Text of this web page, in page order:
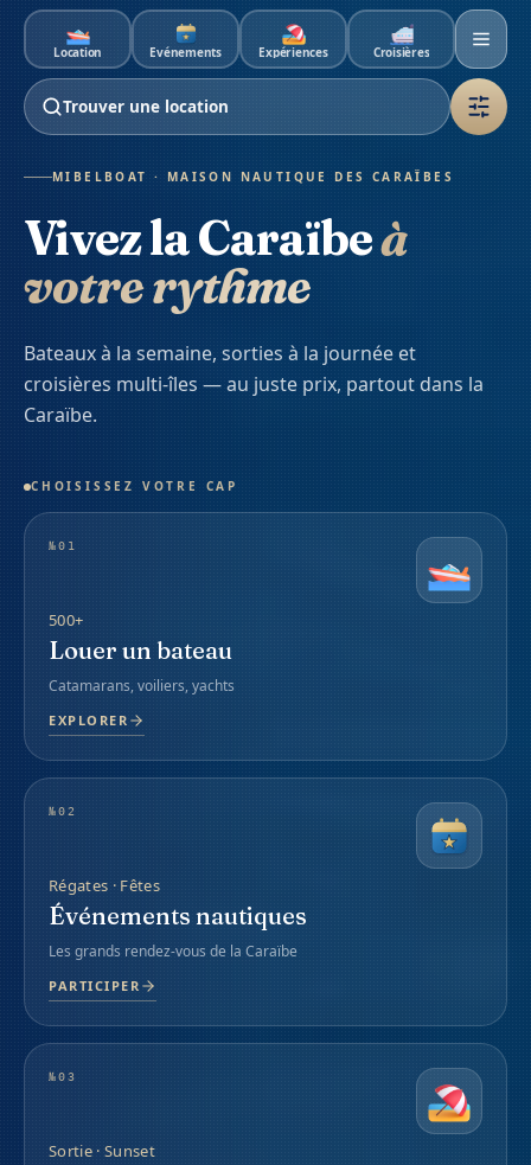
Aller au contenu principal
Location Événements Expériences Croisières
Trouver une location
MIBELBOAT · MAISON NAUTIQUE DES CARAÏBES
Vivez la Caraïbeà
votre rythme
Bateaux à la semaine, sorties à la journée et
croisières multi-îles — au juste prix, partout dans la
Caraïbe.
CHOISISSEZ VOTRE CAP
№01
500+
Louer un bateau
Catamarans, voiliers, yachts
EXPLORER
№02
Régates · Fêtes
Événements nautiques
Les grands rendez-vous de la Caraïbe
PARTICIPER
№03
Sortie · Sunset